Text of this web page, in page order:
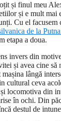
și finul meu
și e mult mai
Cu el facusem
de la
etapa a doua.
invers din
și avea cine să
lângă
cultural ceva
locomotiva din
în ochi. Din
destul de